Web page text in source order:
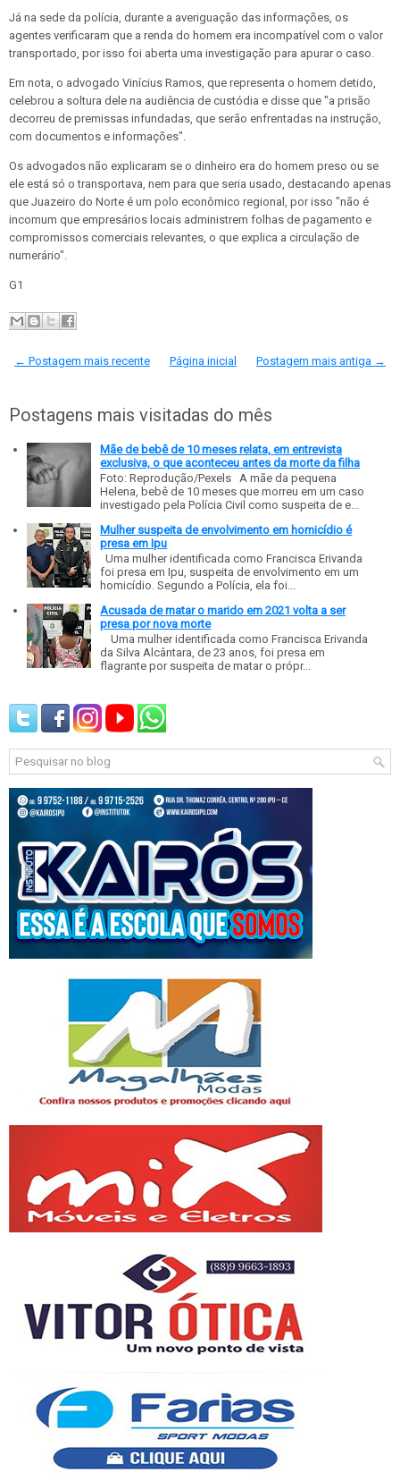
Já na sede da polícia, durante a averiguação das informações, os
agentes verificaram que a renda do homem era incompatível com o valor
transportado, por isso foi aberta uma investigação para apurar o caso.
Em nota, o advogado Vinícius Ramos, que representa o homem detido,
celebrou a soltura dele na audiência de custódia e disse que "a prisão
decorreu de premissas infundadas, que serão enfrentadas na instrução,
com documentos e informações".
Os advogados não explicaram se o dinheiro era do homem preso ou se
ele está só o transportava, nem para que seria usado, destacando apenas
que Juazeiro do Norte é um polo econômico regional, por isso "não é
incomum que empresários locais administrem folhas de pagamento e
compromissos comerciais relevantes, o que explica a circulação de
numerário".
G1
← Postagem mais recente Postagem mais antiga →
Página inicial
Postagens mais visitadas do mês
Mãe de bebê de 10 meses relata, em entrevista
exclusiva, o que aconteceu antes da morte da filha
Foto: Reprodução/Pexels A mãe da pequena
Helena, bebê de 10 meses que morreu em um caso
investigado pela Polícia Civil como suspeita de e...
Mulher suspeita de envolvimento em homicídio é
presa em Ipu
Uma mulher identificada como Francisca Erivanda
foi presa em Ipu, suspeita de envolvimento em um
homicídio. Segundo a Polícia, ela foi...
Acusada de matar o marido em 2021 volta a ser
presa por nova morte
Uma mulher identificada como Francisca Erivanda
da Silva Alcântara, de 23 anos, foi presa em
flagrante por suspeita de matar o própr...